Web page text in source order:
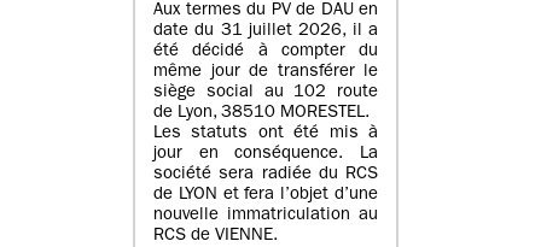
Aux termes du PV de DAU en
date du 31 juillet 2026, il a
été décidé à compter du
même jour de transférer le
siège social au 102 route
de Lyon, 38510 MORESTEL.
Les statuts ont été mis à
jour en conséquence. La
société sera radiée du RCS
de LYON et fera l’objet d’une
nouvelle immatriculation au
RCS de VIENNE.